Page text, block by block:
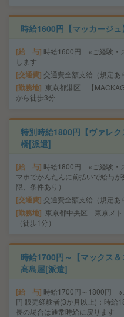
時給1600円【マッカージ
給 与 時給1600円 ※ご経験・
します
交通費 交通費全額支給（規定あ
勤務地
東京都港区 【
から徒歩3分
特別時給1800円【ヴァレ
橋[派遣]
給 与 時給1800円 ※ご経験・
マホでかんたんに前払いで給与
限、条件あり）
交通費 交通費全額支給（規定あ
勤務地
東京都中央区 東京メト
（徒歩1分）
時給1700円～【マックス
高島屋[派遣]
給 与 時給1700円～1800円 ※
円 販売経験者(3か月以上)：時給
長の場合は通常時給に戻ります